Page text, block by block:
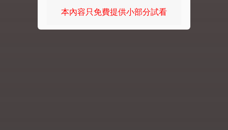
本內容只免費提供小部分試看